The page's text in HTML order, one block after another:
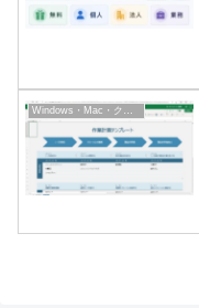
Windows・Mac・クラウドPC